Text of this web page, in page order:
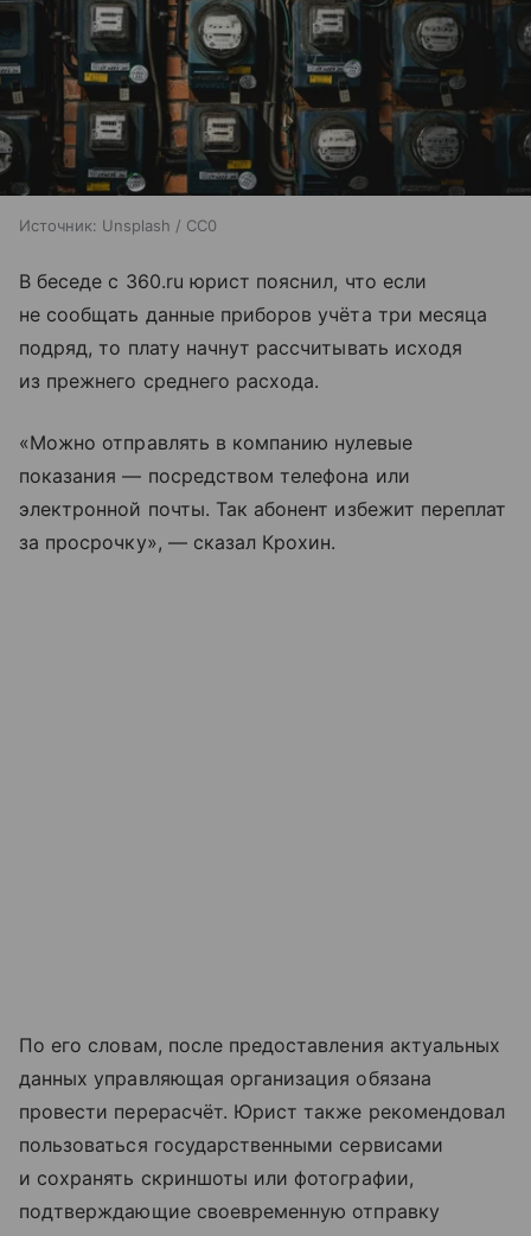
Источник: Unsplash / CC0
В беседе с 360.ru юрист пояснил, что если
не сообщать данные приборов учёта три месяца
подряд, то плату начнут рассчитывать исходя
из прежнего среднего расхода.
«Можно отправлять в компанию нулевые
показания — посредством телефона или
электронной почты. Так абонент избежит переплат
за просрочку», — сказал Крохин.
По его словам, после предоставления актуальных
данных управляющая организация обязана
провести перерасчёт. Юрист также рекомендовал
пользоваться государственными сервисами
и сохранять скриншоты или фотографии,
подтверждающие своевременную отправку